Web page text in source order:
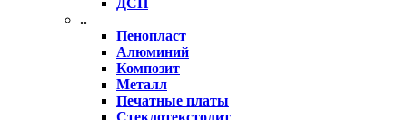
ДСП
..
Пенопласт
Алюминий
Композит
Металл
Печатные платы
Стеклотекстолит